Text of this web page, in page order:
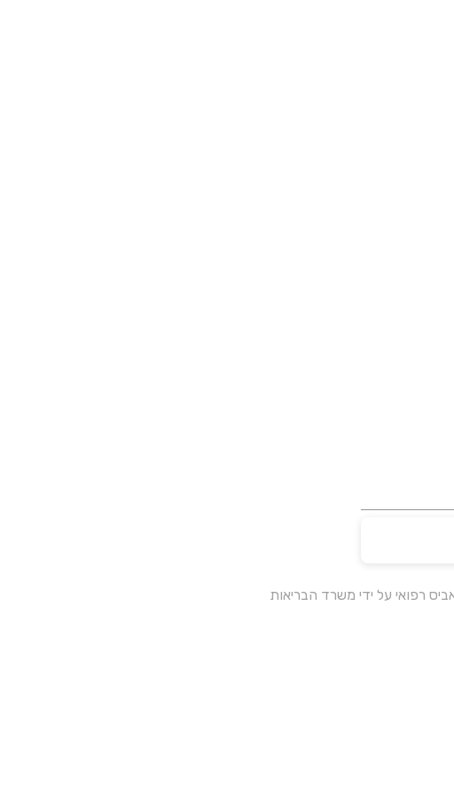
רפואי על ידי משרד הבריאות